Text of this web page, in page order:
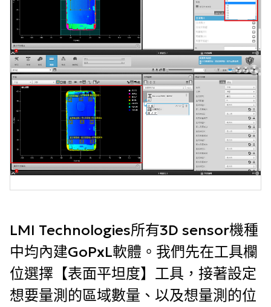
LMI Technologies所有3D sensor機種
中均內建GoPxL軟體。我們先在工具欄
位選擇【表面平坦度】工具，接著設定
想要量測的區域數量、以及想量測的位